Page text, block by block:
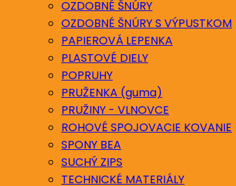
OZDOBNÉ ŠNÚRY
OZDOBNÉ ŠNÚRY S VÝPUSTKOM
PAPIEROVÁ LEPENKA
PLASTOVÉ DIELY
POPRUHY
PRUŽENKA (guma)
PRUŽINY - VLNOVCE
ROHOVÉ SPOJOVACIE KOVANIE
SPONY BEA
SUCHÝ ZIPS
TECHNICKÉ MATERIÁLY